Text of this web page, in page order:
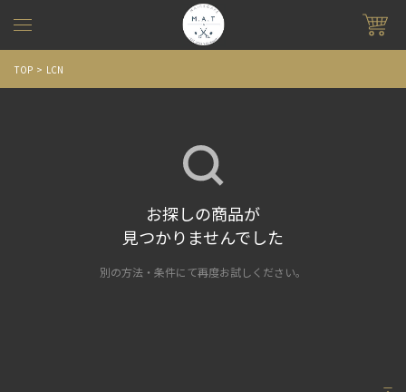
TOP LCN
お探しの商品が
見つかりませんでした
別の方法・条件にて再度お試しください。